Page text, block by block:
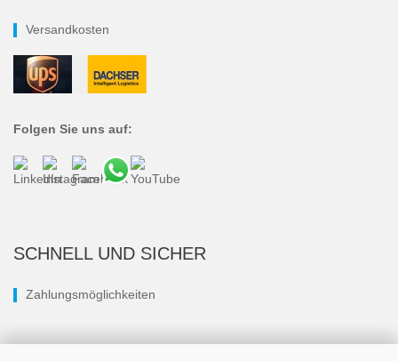
Versandkosten
Folgen Sie uns auf:
SCHNELL UND SICHER
Zahlungsmöglichkeiten